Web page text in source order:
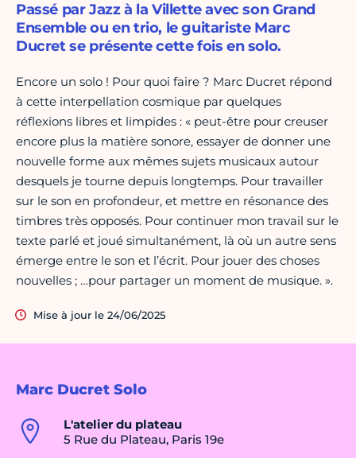
Marc Ducret Solo
L'atelier du plateau
5 Rue du Plateau, Paris 19e
Passé par Jazz à la Villette avec son Grand
Ensemble ou en trio, le guitariste Marc
Ducret se présente cette fois en solo.
Encore un solo ! Pour quoi faire ? Marc Ducret répond
à cette interpellation cosmique par quelques
réflexions libres et limpides : « peut-être pour creuser
encore plus la matière sonore, essayer de donner une
nouvelle forme aux mêmes sujets musicaux autour
desquels je tourne depuis longtemps. Pour travailler
sur le son en profondeur, et mettre en résonance des
timbres très opposés. Pour continuer mon travail sur le
texte parlé et joué simultanément, là où un autre sens
émerge entre le son et l’écrit. Pour jouer des choses
nouvelles ; …pour partager un moment de musique. ».
Mise à jour le 24/06/2025